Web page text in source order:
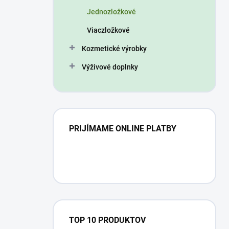
Jednozložkové
Viaczložkové
Kozmetické výrobky
Výživové doplnky
PRIJÍMAME ONLINE PLATBY
TOP 10 PRODUKTOV